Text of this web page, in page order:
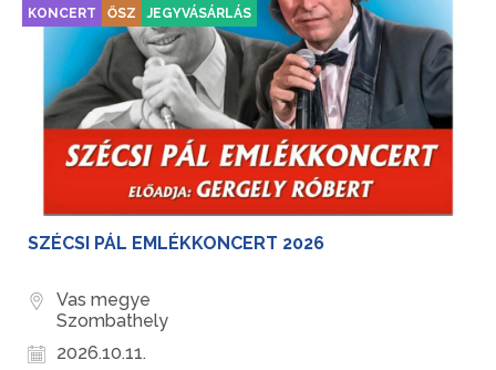
KONCERT ŐSZ JEGYVÁSÁRLÁS
SZÉCSI PÁL EMLÉKKONCERT 2026
Vas megye
Szombathely
2026.10.11.